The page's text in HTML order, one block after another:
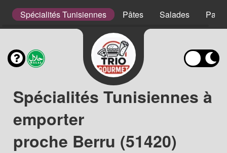
Spécialités Tunisiennes Pâtes Salades
Spécialités Tunisiennes à
emporter
proche Berru (51420)